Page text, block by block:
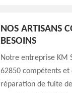
NOS ARTISANS
BESOINS
Notre entreprise KM
62850 compétents et
réparation de fuite